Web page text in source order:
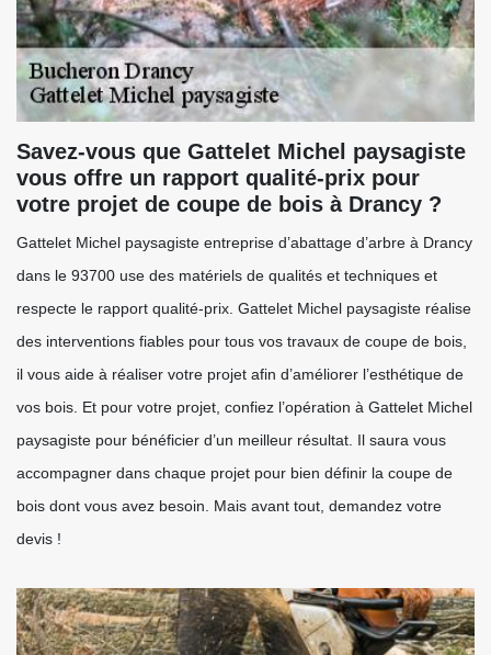
Savez-vous que Gattelet Michel paysagiste
vous offre un rapport qualité-prix pour
votre projet de coupe de bois à Drancy ?
Gattelet Michel paysagiste entreprise d’abattage d’arbre à Drancy
dans le 93700 use des matériels de qualités et techniques et
respecte le rapport qualité-prix. Gattelet Michel paysagiste réalise
des interventions fiables pour tous vos travaux de coupe de bois,
il vous aide à réaliser votre projet afin d’améliorer l’esthétique de
vos bois. Et pour votre projet, confiez l’opération à Gattelet Michel
paysagiste pour bénéficier d’un meilleur résultat. Il saura vous
accompagner dans chaque projet pour bien définir la coupe de
bois dont vous avez besoin. Mais avant tout, demandez votre
devis !